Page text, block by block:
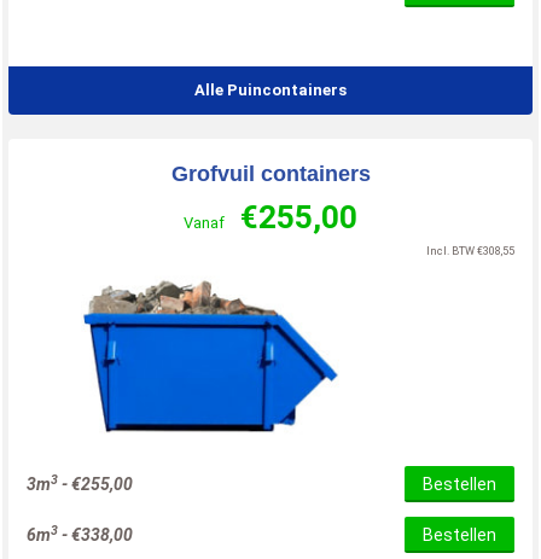
Alle Puincontainers
Grofvuil containers
Vanaf €255,00
Incl. BTW €308,55
3m3 -€255,00 Bestellen
6m3 -€338,00 Bestellen